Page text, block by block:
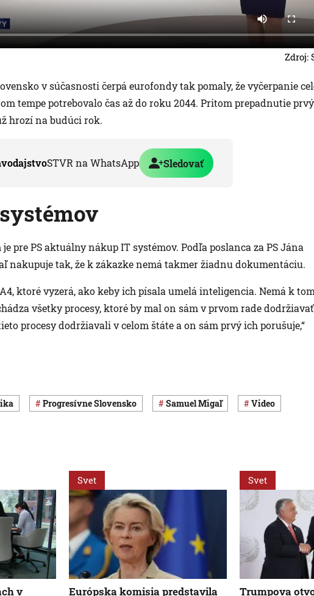
Zdroj:
v súčasnosti čerpá eurofondy tak pomaly, že vyčerpanie
tempe potrebovalo čas až do roku 2044. Pritom prepadnutie
hrozí na budúci rok.
STVR na WhatsApp Sledovať
pre PS aktuálny nákup IT systémov. Podľa poslanca za PS Jána
nakupuje tak, že k zákazke nemá takmer žiadnu dokumentáciu.
ktoré vyzerá, ako keby ich písala umelá inteligencia. Nemá k
všetky procesy, ktoré by mal on sám v prvom rade
procesy dodržiavali v celom štáte a on sám prvý ich porušuje,“
Progresívne Slovensko Samuel Migaľ Video
v
Svet
Európska komisia predstavila
Svet
Trumpova